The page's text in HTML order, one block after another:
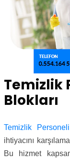
Temizlik
Blokları
Temizlik
ihtiyacını
Bu hizmet